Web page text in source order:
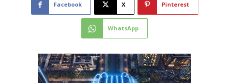
Facebook X Pinterest
WhatsApp